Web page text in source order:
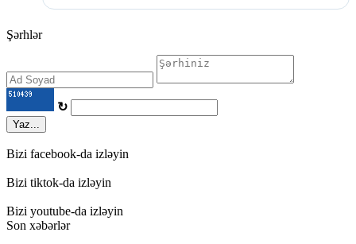
Şərhlər
↻
Yaz...
Bizi facebook-da izləyin
Bizi tiktok-da izləyin
Bizi youtube-da izləyin
Son xəbərlər